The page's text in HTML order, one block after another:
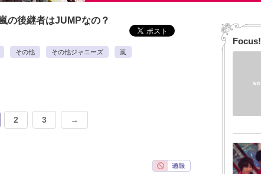
の後継者はJUMPなの？
その他 その他ジャニーズ 嵐
2 3 →
Focus!